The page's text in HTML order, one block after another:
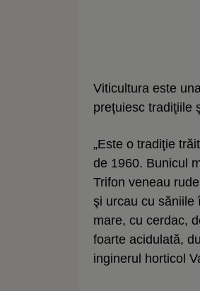
Viticultura este
preţuiesc tradiţiile
„Este o tradiţie
de 1960. Bunicul
Trifon veneau
şi urcau cu săniile
mare, cu cerdac,
foarte acidulată,
inginerul horticol